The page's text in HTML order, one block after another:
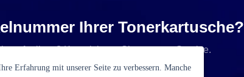
Ihrer Tonerkartusche?
aufgelistet? Kontaktieren Sie unseren Service.
Erfahrung mit unserer Seite zu verbessern. Manche